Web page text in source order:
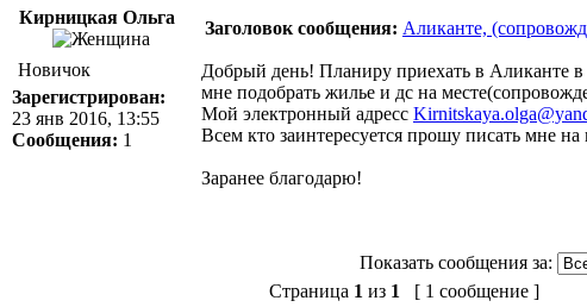
Кирницкая Ольга
Заголовок сообщения: Аликанте,
Новичок
Зарегистрирован:
23 янв 2016, 13:55
Сообщения: 1
Добрый день! Планиру приехать в Аликанте
мне подобрать жилье и дс на
Мой электронный адресс
Всем кто заинтересуется прошу писать мне на
Заранее благодарю!
Показать сообщения за:
Страница 1 из 1 [ 1 сообщение ]